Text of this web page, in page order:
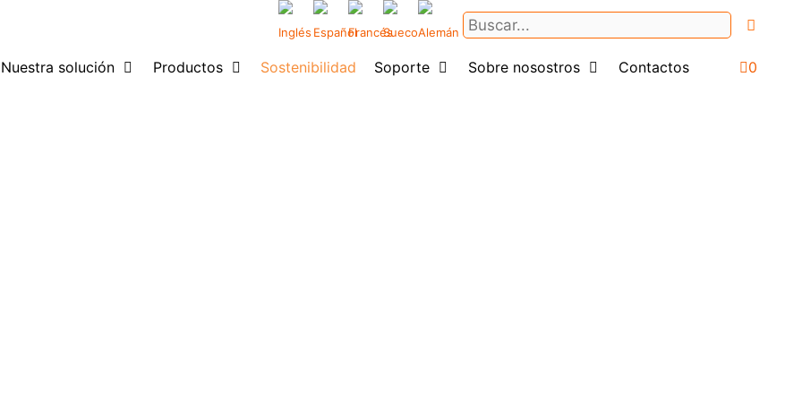
Buscar:
Nuestra solución Productos Sostenibilidad Soporte Sobre nosostros Contactos 0